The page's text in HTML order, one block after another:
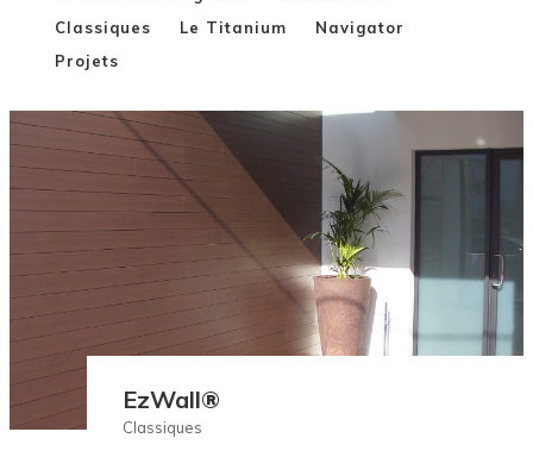
Classiques
Le Titanium
Navigator
Projets
EzWall®
Classiques